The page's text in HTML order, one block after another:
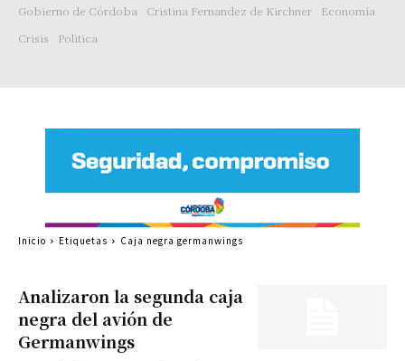
Gobierno de Córdoba
Cristina Fernandez de Kirchner
Economía
Crisis
Politica
Analizaron la segunda caja
negra del avión de
Germanwings
Inicio Etiquetas Caja negra germanwings